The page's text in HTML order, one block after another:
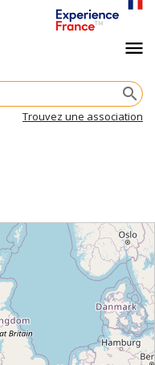
Navigation
principalesearch
Trouvez une association
menu